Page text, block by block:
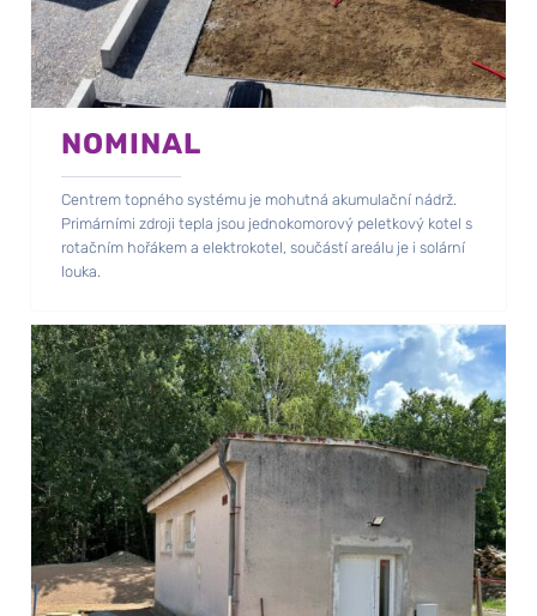
NOMINAL
Centrem topného systému je mohutná akumulační nádrž.
Primárními zdroji tepla jsou jednokomorový peletkový kotel s
rotačním hořákem a elektrokotel, součástí areálu je i solární
louka.